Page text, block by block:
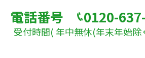
電話番号 0120-
受付時間( 年中無休(年末年始除